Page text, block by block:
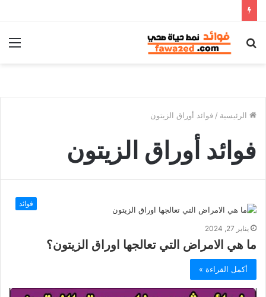
بحث
الرئيسية / فوائد أوراق الزيتون
فوائد أوراق الزيتون
فوائد
يناير 27, 2024
ما هي الامراض التي تعالجها اوراق الزيتون؟
أكمل القراءة »